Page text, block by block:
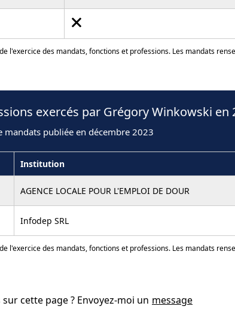
l'exercice des mandats, fonctions et professions. Les mandats
exercés par Grégory Winkowski en
mandats publiée en décembre 2023
Institution
AGENCE LOCALE POUR L'EMPLOI DE DOUR
Infodep SRL
l'exercice des mandats, fonctions et professions. Les mandats
cette page ? Envoyez-moi un message